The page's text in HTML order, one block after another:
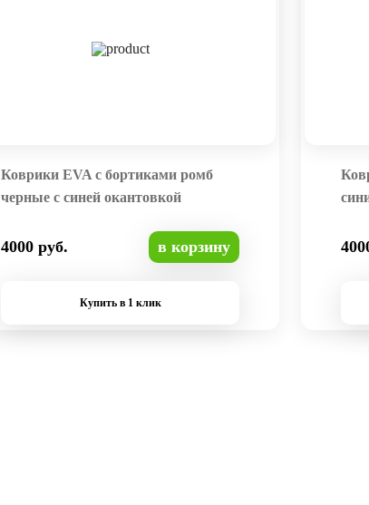
Коврики EVA с бортиками ромб
черные с синей окантовкой
4000 руб. в корзину
Купить в 1 клик